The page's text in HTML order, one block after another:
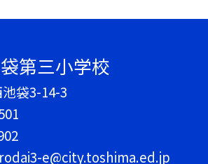
第三小学校
袋3-14-3
e@city.toshima.ed.jp